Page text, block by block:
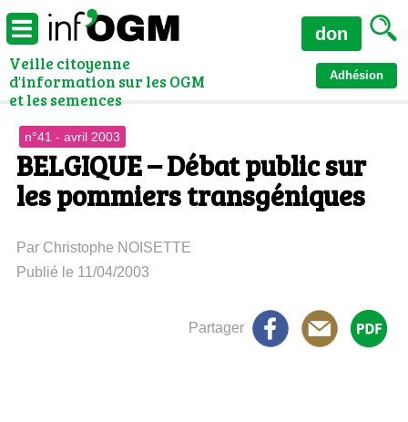
Veille citoyenne
d'information sur les OGM
et les semences
Adhésion
don
n°41 - avril 2003
BELGIQUE – Débat public sur
les pommiers transgéniques
Par Christophe NOISETTE
Publié le 11/04/2003
Partager